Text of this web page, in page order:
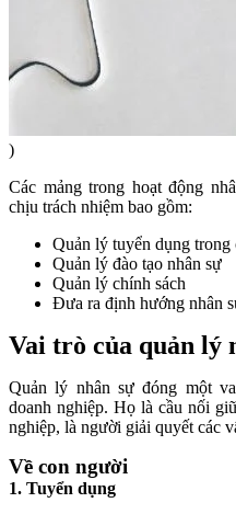
)
Các mảng trong hoạt động
chịu trách nhiệm bao gồm:
Quản lý tuyển dụng trong
Quản lý đào tạo nhân sự
Quản lý chính sách
Đưa ra định hướng nhân
Vai trò của quản lý
Quản lý nhân sự đóng một
doanh nghiệp. Họ là cầu nối
nghiệp, là người giải quyết các
Về con người
1. Tuyển dụng